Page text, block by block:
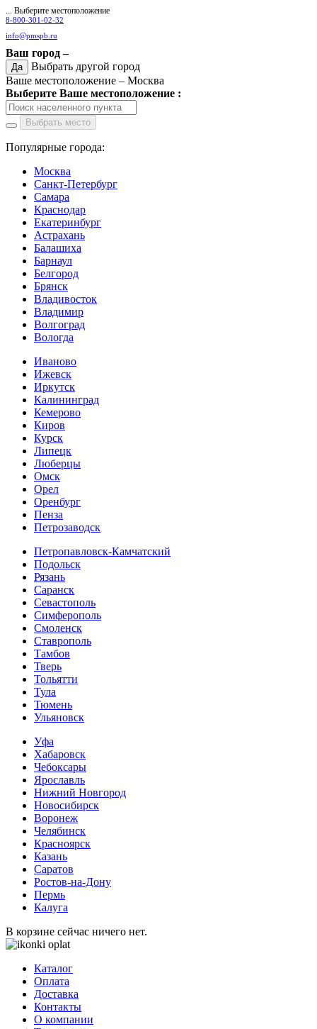
... Выберите местоположение
8-800-301-02-32
info@pmspb.ru
Ваш город –
Да
Выбрать другой город
Ваше местоположение – Москва
Выберите Ваше местоположение :
Выбрать место
Популярные города:
Москва
Санкт-Петербург
Самара
Краснодар
Екатеринбург
Астрахань
Балашиха
Барнаул
Белгород
Брянск
Владивосток
Владимир
Волгоград
Вологда
Иваново
Ижевск
Иркутск
Калининград
Кемерово
Киров
Курск
Липецк
Люберцы
Омск
Орел
Оренбург
Пенза
Петрозаводск
Петропавловск-Камчатский
Подольск
Рязань
Саранск
Севастополь
Симферополь
Смоленск
Ставрополь
Тамбов
Тверь
Тольятти
Тула
Тюмень
Ульяновск
Уфа
Хабаровск
Чебоксары
Ярославль
Нижний Новгород
Новосибирск
Воронеж
Челябинск
Красноярск
Казань
Саратов
Ростов-на-Дону
Пермь
Калуга
В корзине сейчас ничего нет.
Каталог
Оплата
Доставка
Контакты
О компании